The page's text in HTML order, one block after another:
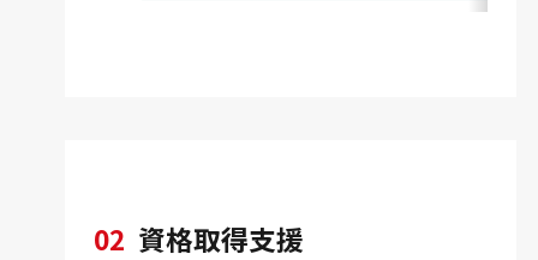
02 資格取得支援